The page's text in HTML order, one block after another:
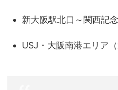
新大阪駅北口～関西記
USJ・大阪南港エリア（